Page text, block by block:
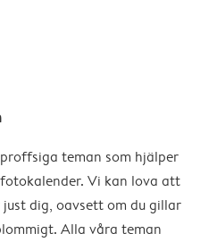
teman som hjälper
Vi kan lova att
dig, oavsett om du gillar
Alla våra teman